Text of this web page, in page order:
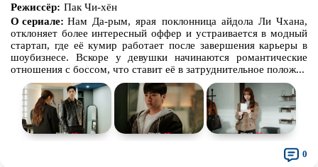
Режиссёр: Пак Чи-хён
О сериале: Нам Да-рым, ярая поклонница айдола Ли Чхана,
отклоняет более интересный оффер и устраивается в модный
стартап, где её кумир работает после завершения карьеры в
шоубизнесе. Вскоре у девушки начинаются романтические
отношения с боссом, что ставит её в затруднительное полож...
0